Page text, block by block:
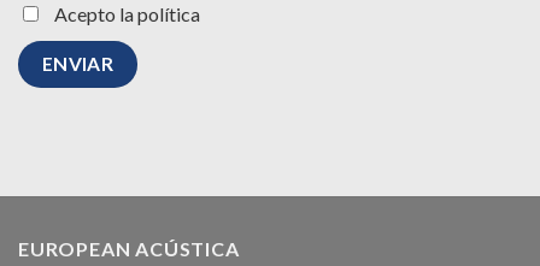
Acepto la política
EUROPEAN ACÚSTICA